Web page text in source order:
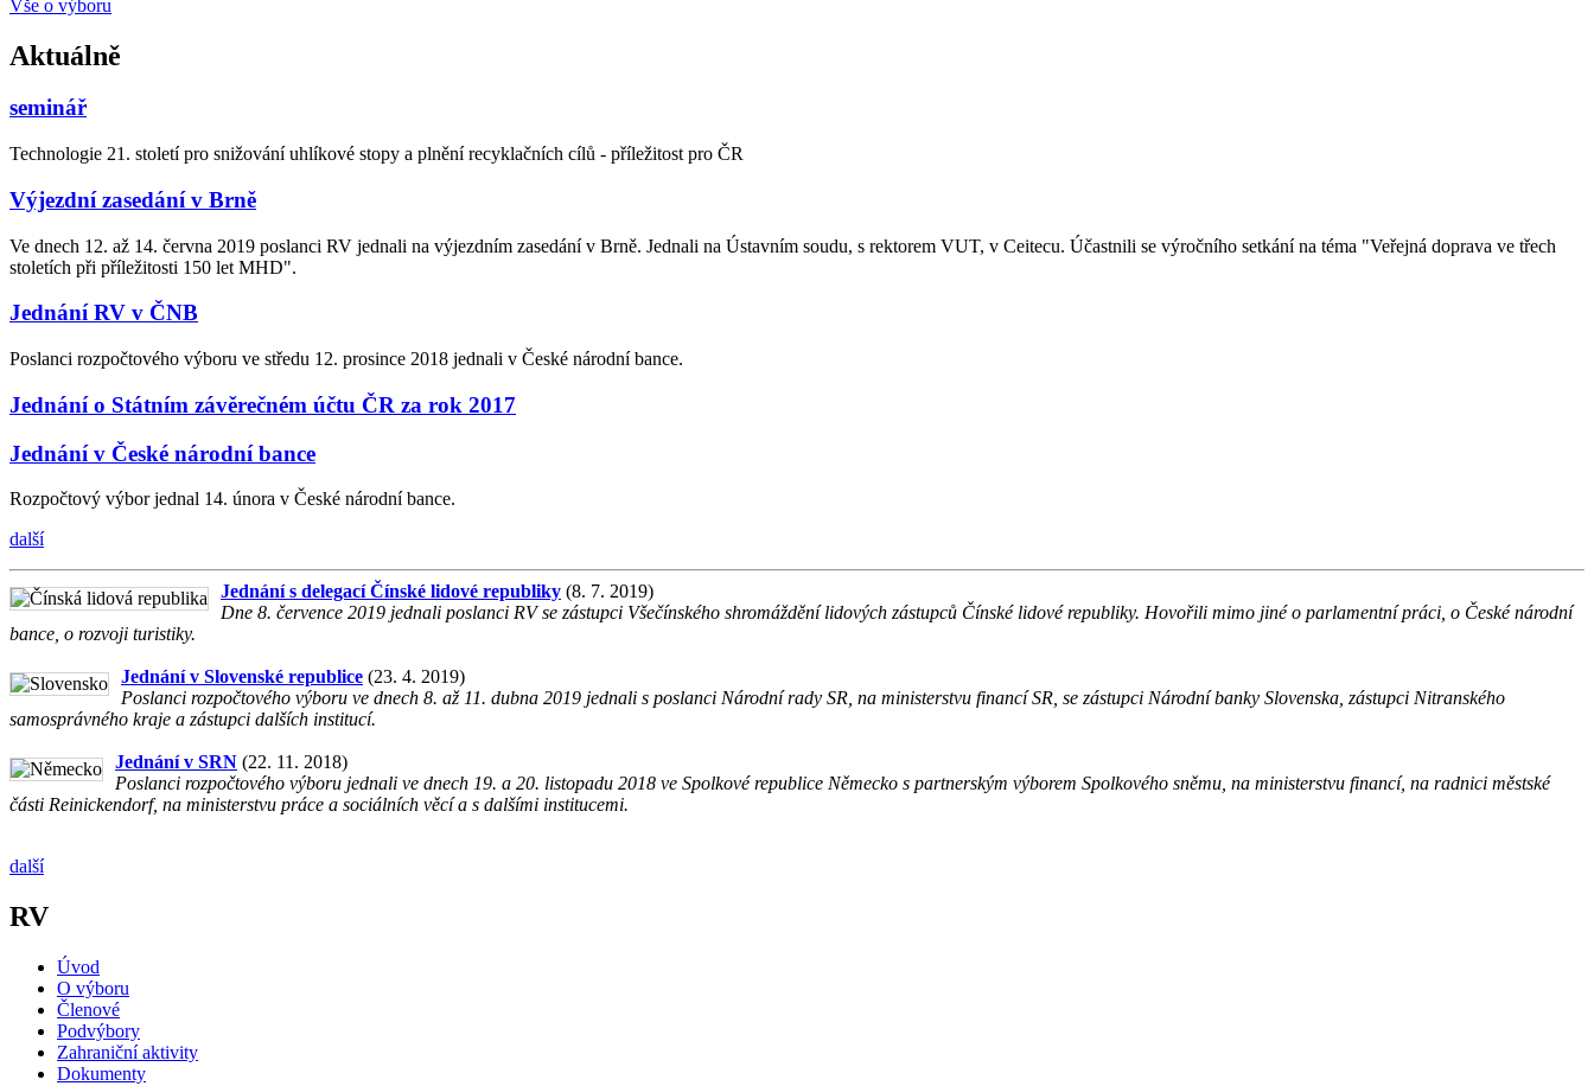
Vše o výboru
Aktuálně
seminář
Technologie 21. století pro snižování uhlíkové stopy a plnění recyklačních cílů - příležitost pro ČR
Výjezdní zasedání v Brně
Ve dnech 12. až 14. června 2019 poslanci RV jednali na výjezdním zasedání v Brně. Jednali na Ústavním soudu, s rektorem VUT, v Ceitecu. Účastnili se výročního setkání na téma "Veřejná doprava ve třech
stoletích při příležitosti 150 let MHD".
Jednání RV v ČNB
Poslanci rozpočtového výboru ve středu 12. prosince 2018 jednali v České národní bance.
Jednání o Státním závěrečném účtu ČR za rok 2017
Jednání v České národní bance
Rozpočtový výbor jednal 14. února v České národní bance.
další
Jednání s delegací Čínské lidové republiky (8. 7. 2019)
Dne 8. července 2019 jednali poslanci RV se zástupci Všečínského shromáždění lidových zástupců Čínské lidové republiky. Hovořili mimo jiné o parlamentní práci, o České národní
bance, o rozvoji turistiky.
Jednání v Slovenské republice (23. 4. 2019)
Poslanci rozpočtového výboru ve dnech 8. až 11. dubna 2019 jednali s poslanci Národnírady SR, na ministerstvu financí SR, se zástupci Národní banky Slovenska, zástupci Nitranského
samosprávného kraje a zástupci dalších institucí.
Jednání v SRN (22. 11. 2018)
Poslanci rozpočtového výboru jednali ve dnech 19. a 20. listopadu 2018 ve Spolkové republice Německo s partnerským výborem Spolkového sněmu, na ministerstvu financí, na radnici městské
části Reinickendorf, na ministerstvu práce a sociálních věcí a s dalšími institucemi.
další
RV
Úvod
O výboru
Členové
Podvýbory
Zahraniční aktivity
Dokumenty